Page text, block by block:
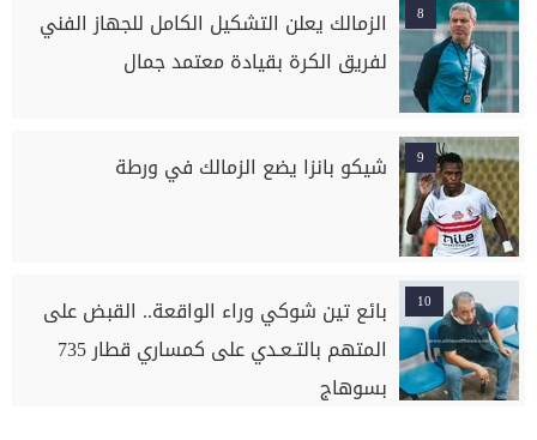
8
الزمالك يعلن التشكيل الكامل للجهاز الفني
لفريق الكرة بقيادة معتمد جمال
9 شيكو بانزا يضع الزمالك في ورطة
10
بائع تين شوكي وراء الواقعة.. القبض على
المتهم بالتـعـدي على كمساري قطار 735
بسوهاج